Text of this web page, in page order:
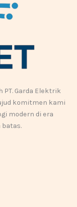
PT. Garda Elektrik
komitmen kami
modern di era